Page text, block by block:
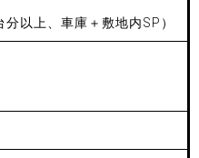
以上、車庫＋敷地内SP）